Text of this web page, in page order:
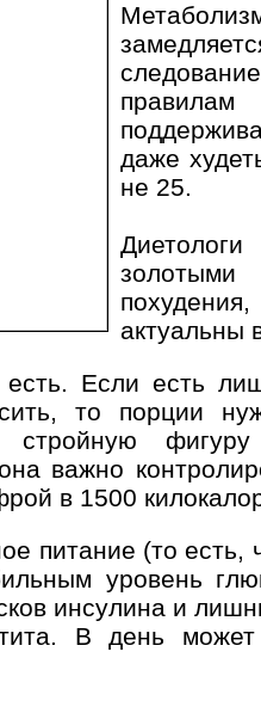
даже
не 25.
актуальны
Если есть
то порции
стройную
важно
в 1500
питание (то есть,
уровень
инсулина и
В день